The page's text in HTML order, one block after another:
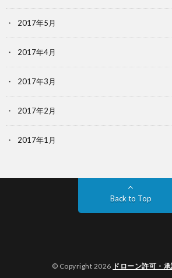
2017年5月
2017年4月
2017年3月
2017年2月
2017年1月
Back to Top
© Copyright 2026 ドローン許可・